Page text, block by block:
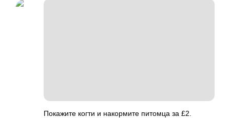
Покажите когти и накормите питомца за £2.